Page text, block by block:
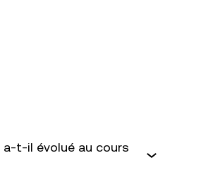
a-t-il évolué au cours